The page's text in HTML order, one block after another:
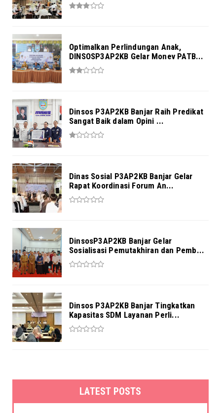
Optimalkan Perlindungan Anak,
DINSOSP3AP2KB Gelar Monev PATB...
Dinsos P3AP2KB Banjar Raih Predikat
Sangat Baik dalam Opini ...
Dinas Sosial P3AP2KB Banjar Gelar
Rapat Koordinasi Forum An...
DinsosP3AP2KB Banjar Gelar
Sosialisasi Pemutakhiran dan Pemb...
Dinsos P3AP2KB Banjar Tingkatkan
Kapasitas SDM Layanan Perli...
LATEST POSTS